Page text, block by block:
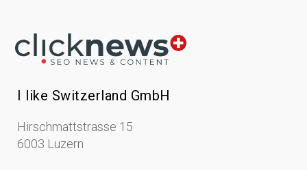
I like Switzerland GmbH
Hirschmattstrasse 15
6003 Luzern